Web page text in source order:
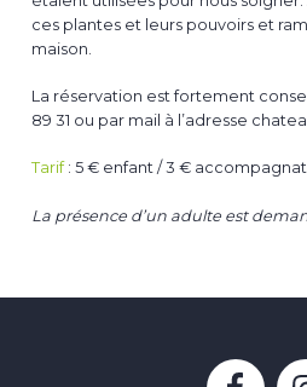
ces plantes et leurs pouvoirs et
maison.
La réservation est fortement
89 31 ou par mail à l’adresse
Tarif: 5 € enfant / 3 €
La présence d’un adulte est
Facebook